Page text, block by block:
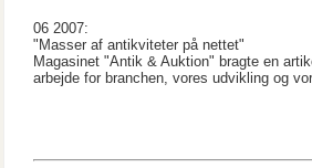
06 2007:
"Masser af antikviteter på nettet"
Magasinet "Antik & Auktion" bragte en
arbejde for branchen, vores udvikling og